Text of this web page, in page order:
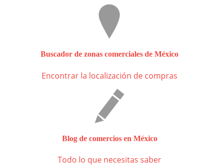
Buscador de zonas comerciales de México
Encontrar la localización de compras
Blog de comercios en México
Todo lo que necesitas saber